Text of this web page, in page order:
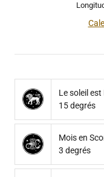
Le soleil est
15 degrés
Mois en
3 degrés